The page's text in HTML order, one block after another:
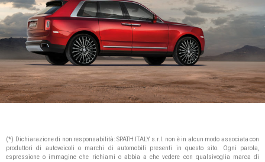
(*) Dichiarazione di non responsabilità: SPATH ITALY s.r.l. non è in alcun modo associata con
produttori di autoveicoli o marchi di automobili presenti in questo sito. Ogni parola,
espressione o immagine che richiami o abbia a che vedere con qualsivoglia marca di